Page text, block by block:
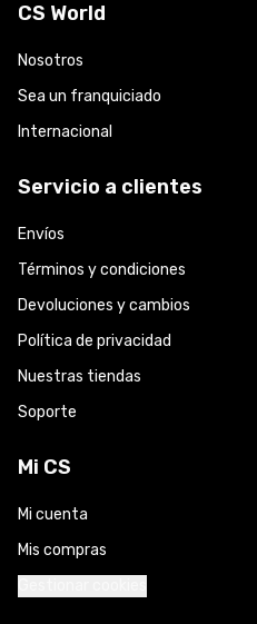
CS World
Nosotros
Sea un franquiciado
Internacional
Servicio a clientes
Envíos
Términos y condiciones
Devoluciones y cambios
Política de privacidad
Nuestras tiendas
Soporte
Mi CS
Mi cuenta
Mis compras